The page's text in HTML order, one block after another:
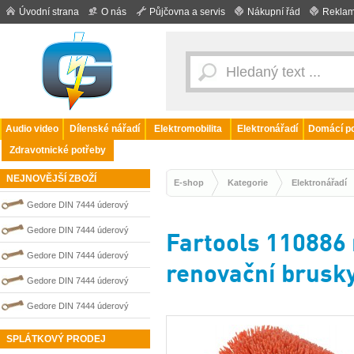
Úvodní strana O nás Půjčovna a servis Nákupní řád
Audio video Dílenské nářadí Elektromobilita Elektronářadí
Domácí
Zdravotnické potřeby
NEJNOVĚJŠÍ ZBOŽÍ
Gedore DIN 7444 úderový
nejiskřivý plochý (palcový) klíč
0100210S
Gedore DIN 7444 úderový
nejiskřivý plochý (palcový) klíč
0100203S
Gedore DIN 7444 úderový
nejiskřivý plochý (palcový) klíč
0100202S
Gedore DIN 7444 úderový
nejiskřivý plochý (palcový) klíč
0100211S
Gedore DIN 7444 úderový
nejiskřivý plochý (palcový) klíč
SPLÁTKOVÝ PRODEJ
E-shop Kategorie Elektronářadí
Fartools
renovační